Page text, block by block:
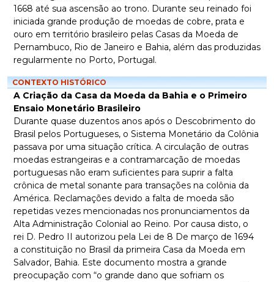
1668 até sua ascensão ao trono. Durante seu reinado foi
iniciada grande produção de moedas de cobre, prata e
ouro em território brasileiro pelas Casas da Moeda de
Pernambuco, Rio de Janeiro e Bahia, além das produzidas
regularmente no Porto, Portugal.
CONTEXTO HISTÓRICO
A Criação da Casa da Moeda da Bahia e o Primeiro
Ensaio Monetário Brasileiro
Durante quase duzentos anos após o Descobrimento do
Brasil pelos Portugueses, o Sistema Monetário da Colônia
passava por uma situação crítica. A circulação de outras
moedas estrangeiras e a contramarcação de moedas
portuguesas não eram suficientes para suprir a falta
crônica de metal sonante para transações na colônia da
América. Reclamações devido a falta de moeda são
repetidas vezes mencionadas nos pronunciamentos da
Alta Administração Colonial ao Reino. Por causa disto, o
rei D. Pedro II autorizou pela Lei de 8 De março de 1694
a constituição no Brasil da primeira Casa da Moeda em
Salvador, Bahia. Este documento mostra a grande
preocupação com “o grande dano que sofriam os